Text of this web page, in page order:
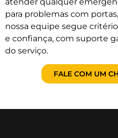
para problemas com
nossa equipe segue
e confiança, com suporte
do serviço.
FALE COM UM